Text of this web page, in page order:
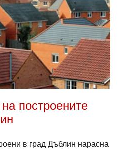
построените
в град Дъблин нарасна